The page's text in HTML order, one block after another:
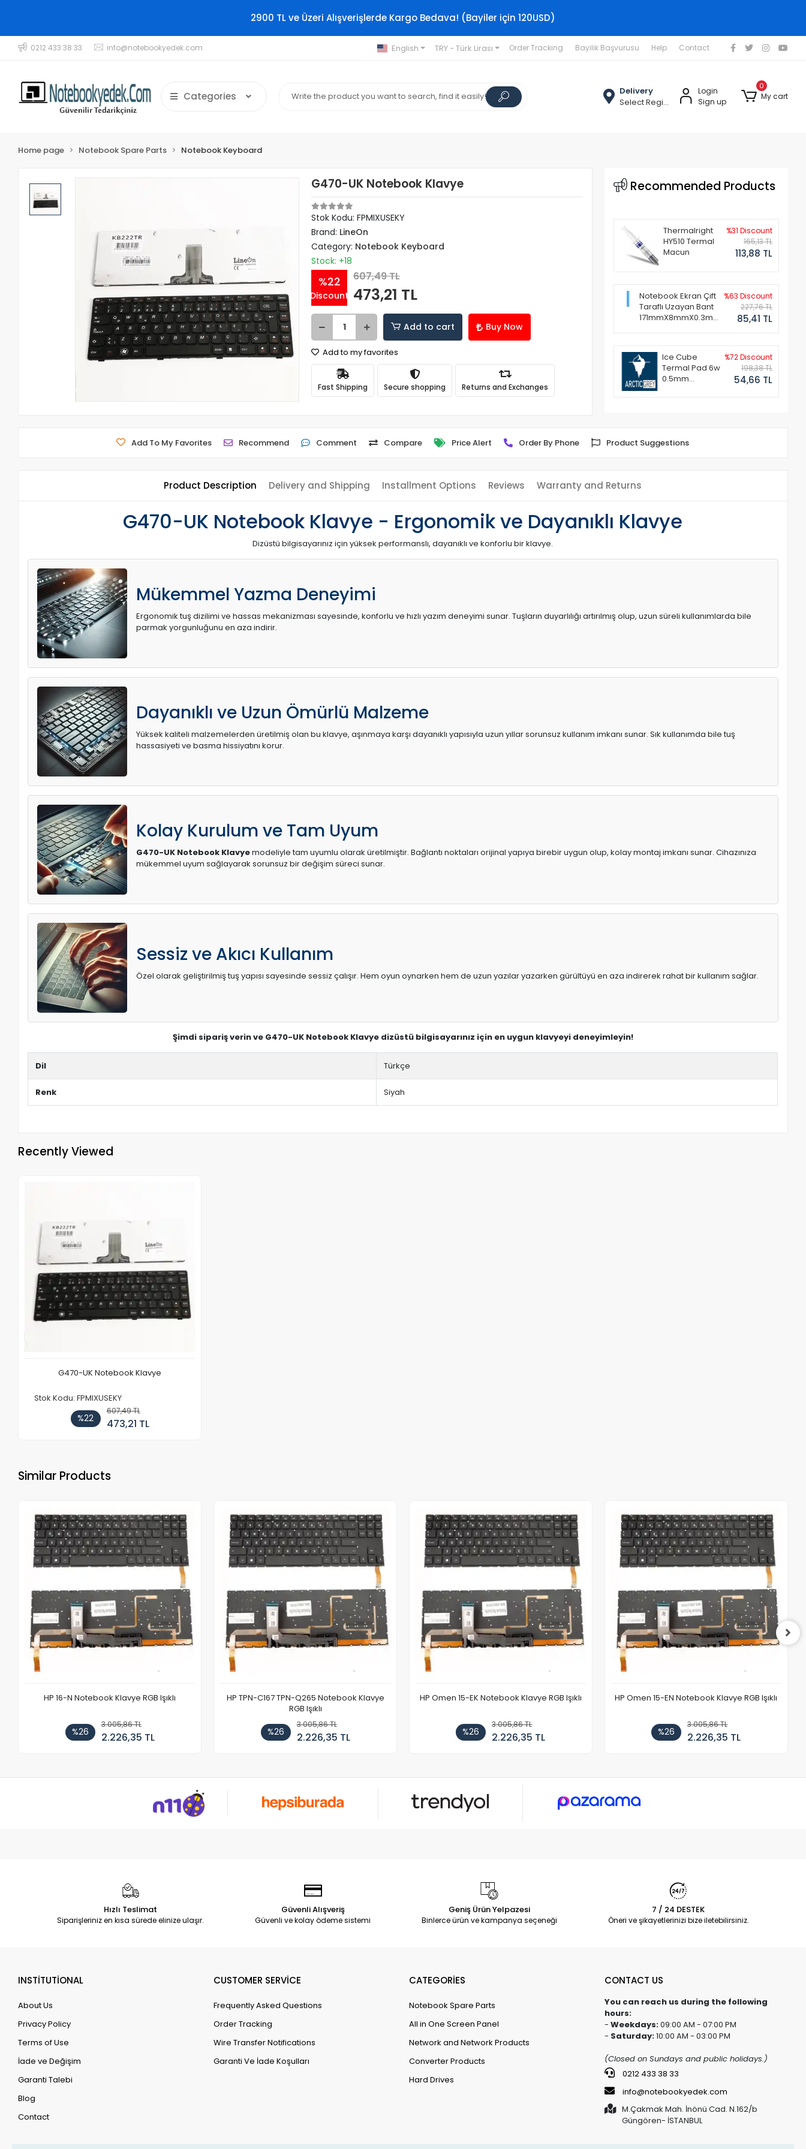
2900 TL ve Üzeri Alışverişlerde Kargo Bedava! (Bayiler için 120USD)
0212 433 38 33 info@notebookyedek.com English TRY - Türk Lirası Order Tracking Bayilik Başvurusu Help Contact
Categories
Delivery
Select Region
Login
Sign up
0
My cart
Home page Notebook Spare Parts Notebook Keyboard
G470-UK Notebook Klavye
Stok Kodu: FPMIXUSEKY
Brand: LineOn
Category: Notebook Keyboard
Stock: +18
%22
Discount
607,49 TL
473,21 TL
Add to cart Buy Now
Add to my favorites
Fast Shipping Secure shopping Returns and Exchanges
Recommended Products
Thermalright
HY510 Termal
Macun
%31 Discount
165,13 TL
113,88 TL
Notebook Ekran Çift
Taraflı Uzayan Bant
171mmX8mmX0.3mm
%63 Discount
227,76 TL
85,41 TL
Ice Cube
Termal Pad 6w
0.5mm
%72 Discount
198,38 TL
54,66 TL
Add To My Favorites Recommend Comment Compare Price Alert Order By Phone Product Suggestions
Product Description Delivery and Shipping Installment Options Reviews Warranty and Returns
G470-UK Notebook Klavye - Ergonomik ve Dayanıklı Klavye
Dizüstü bilgisayarınız için yüksek performanslı, dayanıklı ve konforlu bir klavye.
Mükemmel Yazma Deneyimi
Ergonomik tuş dizilimi ve hassas mekanizması sayesinde, konforlu ve hızlı yazım deneyimi sunar. Tuşların duyarlılığı artırılmış olup, uzun süreli kullanımlarda bile
parmak yorgunluğunu en aza indirir.
Dayanıklı ve Uzun Ömürlü Malzeme
Yüksek kaliteli malzemelerden üretilmiş olan bu klavye, aşınmaya karşı dayanıklı yapısıyla uzun yıllar sorunsuz kullanım imkanı sunar. Sık kullanımda bile tuş
hassasiyeti ve basma hissiyatını korur.
Kolay Kurulum ve Tam Uyum
G470-UK Notebook Klavyemodeliyle tam uyumlu olarak üretilmiştir. Bağlantı noktaları orijinal yapıya birebir uygun olup, kolay montaj imkanı sunar. Cihazınıza
mükemmel uyum sağlayarak sorunsuz bir değişim süreci sunar.
Sessiz ve Akıcı Kullanım
Özel olarak geliştirilmiş tuş yapısı sayesinde sessiz çalışır. Hem oyun oynarken hem de uzun yazılar yazarken gürültüyü en aza indirerek rahat bir kullanım sağlar.
Şimdi sipariş verin ve G470-UK Notebook Klavye dizüstü bilgisayarınız için en uygun klavyeyi deneyimleyin!
Dil Türkçe
Renk Siyah
Recently Viewed
G470-UK Notebook Klavye
Stok Kodu: FPMIXUSEKY
%22
607,49 TL
473,21 TL
Similar Products
HP 16-N Notebook Klavye RGB Işıklı
%26
3.005,86 TL
2.226,35 TL
HP TPN-C167 TPN-Q265 Notebook Klavye
RGB Işıklı
%26
3.005,86 TL
2.226,35 TL
HP Omen 15-EK Notebook Klavye RGB Işıklı
%26
3.005,86 TL
2.226,35 TL
HP Omen 15-EN Notebook Klavye RGB Işıklı
%26
3.005,86 TL
2.226,35 TL
Hızlı Teslimat
Siparişleriniz en kısa sürede elinize ulaşır.
Güvenli Alışveriş
Güvenli ve kolay ödeme sistemi
Geniş Ürün Yelpazesi
Binlerce ürün ve kampanya seçeneği
7 / 24 DESTEK
Öneri ve şikayetlerinizi bize iletebilirsiniz.
INSTİTUTİONAL
About Us
Privacy Policy
Terms of Use
İade ve Değişim
Garanti Talebi
Blog
Contact
CUSTOMER SERVİCE
Frequently Asked Questions
Order Tracking
Wire Transfer Notifications
Garanti Ve İade Koşulları
CATEGORİES
Notebook Spare Parts
All in One Screen Panel
Network and Network Products
Converter Products
Hard Drives
CONTACT US
You can reach us during the following
hours:
- Weekdays:09:00 AM - 07:00 PM
- Saturday:10:00 AM - 03:00 PM
(Closed on Sundays and public holidays.)
0212 433 38 33
info@notebookyedek.com
M.Çakmak Mah. İnönü Cad. N.162/b
Güngören- İSTANBUL